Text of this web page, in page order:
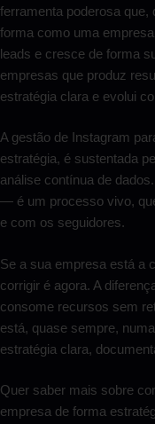
ferramenta poderosa que,
forma como uma
leads e cresce de forma
empresas que produz
estratégia clara e evolui
A gestão de Instagram
estratégia, é sustentada
análise contínua de
— é um processo vivo,
e com os seguidores.
Se a sua empresa está a
corrigir é agora. A
consome recursos sem
está, quase sempre,
estratégia clara,
Quer saber mais sobre
empresa de forma